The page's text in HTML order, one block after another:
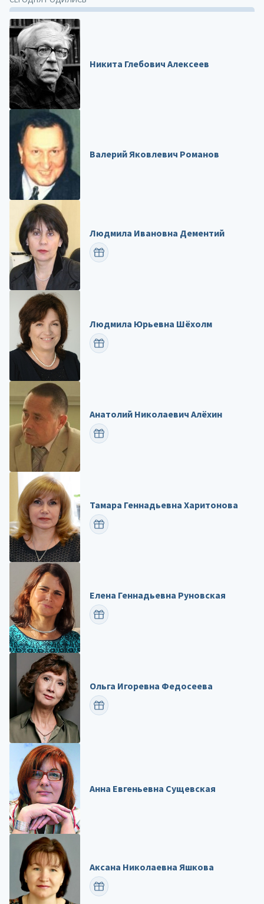
Никита Глебович Алексеев
Валерий Яковлевич Романов
Людмила Ивановна Дементий
ПОЗДРАВИТЬ
Людмила Юрьевна Шёхолм
ПОЗДРАВИТЬ
Анатолий Николаевич Алёхин
ПОЗДРАВИТЬ
Тамара Геннадьевна Харитонова
ПОЗДРАВИТЬ
Елена Геннадьевна Руновская
ПОЗДРАВИТЬ
Ольга Игоревна Федосеева
ПОЗДРАВИТЬ
Анна Евгеньевна Сущевская
Аксана Николаевна Яшкова
ПОЗДРАВИТЬ